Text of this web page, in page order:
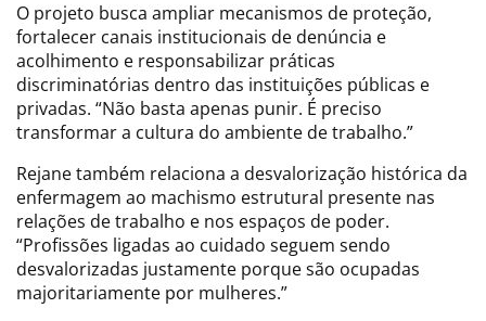
O projeto busca ampliar mecanismos de proteção,
fortalecer canais institucionais de denúncia e
acolhimento e responsabilizar práticas
discriminatórias dentro das instituições públicas e
privadas. “Não basta apenas punir. É preciso
transformar a cultura do ambiente de trabalho.”
Rejane também relaciona a desvalorização histórica da
enfermagem ao machismo estrutural presente nas
relações de trabalho e nos espaços de poder.
“Profissões ligadas ao cuidado seguem sendo
desvalorizadas justamente porque são ocupadas
majoritariamente por mulheres.”